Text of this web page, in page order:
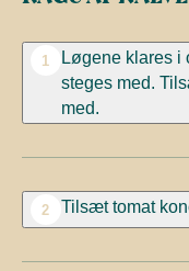
1
Løgene klares
steges med.
med.
2 Tilsæt tomat